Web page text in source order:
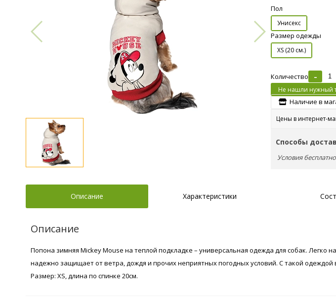
Пол
Унисекс
Размер одежды
XS (20 см.)
Количество -
Не нашли нужный
Наличие в
Цены в интернет-
Способы
Условия
Описание Характеристики
Описание
Попона зимняя Mickey Mouse на теплой подкладке – универсальная одежда для собак.
надежно защищает от ветра, дождя и прочих неприятных погодных условий. С такой
Размер: XS, длина по спинке 20см.